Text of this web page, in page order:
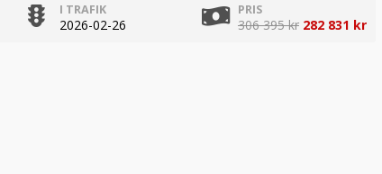
I TRAFIK
2026-02-26
PRIS
306 395 kr 282 831 kr